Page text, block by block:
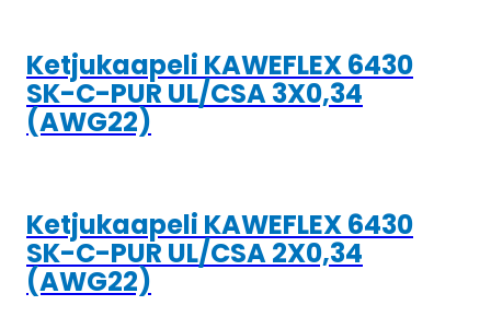
Ketjukaapeli KAWEFLEX 6430
SK-C-PUR UL/CSA 3X0,34
(AWG22)
Ketjukaapeli KAWEFLEX 6430
SK-C-PUR UL/CSA 2X0,34
(AWG22)